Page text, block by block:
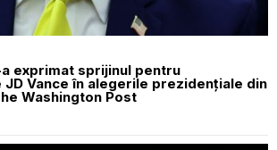
exprimat sprijinul pentru
Vance în alegerile prezidențiale din
Washington Post